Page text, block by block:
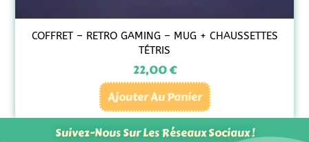
COFFRET – RETRO GAMING – MUG + CHAUSSETTES
TÉTRIS
22,00€
Ajouter Au Panier
Suivez-Nous Sur Les Réseaux Sociaux !